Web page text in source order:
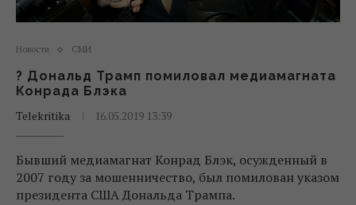
Новости СМИ
? Дональд Трамп помиловал медиамагната
Конрада Блэка
Telekritika
16.05.2019 13:39
Бывший медиамагнат Конрад Блэк, осужденный в
2007 году за мошенничество, был помилован указом
президента США Дональда Трампа.